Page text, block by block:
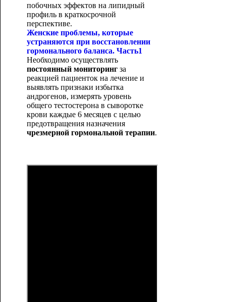
побочных эффектов на липидный
профиль в краткосрочной
перспективе.
Женские проблемы, которые
устраняются при восстановлении
гормонального баланса. Часть1
Необходимо осуществлять
постоянный мониторингза
реакцией пациенток на лечение и
выявлять признаки избытка
андрогенов, измерять уровень
общего тестостерона в сыворотке
крови каждые 6 месяцев с целью
предотвращения назначения
чрезмерной гормональной терапии.